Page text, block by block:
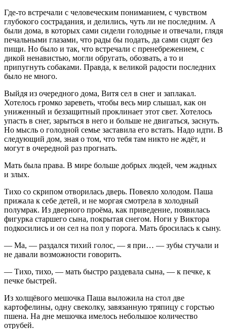
Где-то встречали с человеческим пониманием, с чувством
глубокого сострадания, и делились, чуть ли не последним. А
были дома, в которых сами сидели голодные и отвечали, глядя
печальными глазами, что рады бы подать, да сами сидят без
пищи. Но было и так, что встречали с пренебрежением, с
дикой ненавистью, могли обругать, обозвать, а то и
припугнуть собаками. Правда, к великой радости последних
было не много.
Выйдя из очередного дома, Витя сел в снег и заплакал.
Хотелось громко зареветь, чтобы весь мир слышал, как он
униженный и беззащитный проклинает этот свет. Хотелось
упасть в снег, зарыться в него и больше не двигаться, заснуть.
Но мысль о голодной семье заставила его встать. Надо идти. В
следующий дом, зная о том, что тебя там никто не ждёт, и
могут в очередной раз прогнать.
Мать была права. В мире больше добрых людей, чем жадных
и злых.
Тихо со скрипом отворилась дверь. Повеяло холодом. Паша
прижала к себе детей, и не моргая смотрела в холодный
полумрак. Из дверного проёма, как приведение, появилась
фигурка старшего сына, покрытая снегом. Ноги у Виктора
подкосились и он сел на пол у порога. Мать бросилась к сыну.
— Ма, — раздался тихий голос, — я при… — зубы стучали и
не давали возможности говорить.
— Тихо, тихо, — мать быстро раздевала сына, — к печке, к
печке быстрей.
Из холщёвого мешочка Паша выложила на стол две
картофелины, одну свеколку, завязанную тряпицу с горстью
пшена. На дне мешочка имелось небольшое количество
отрубей.